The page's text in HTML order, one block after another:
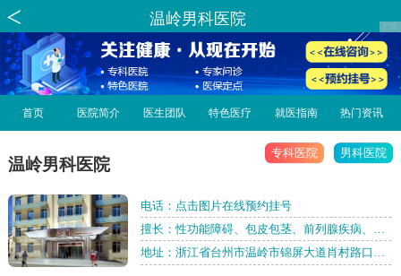
温岭男科医院
首页 医院简介 医生团队 特色医疗 就医指南 热门资讯
温岭男科医院
专科医院 男科医院
电话： 点击图片在线预约挂号
擅长：性功能障碍、包皮包茎、前列腺疾病、泌
尿感染、男性不育、性传播疾病。
地址：浙江省台州市温岭市锦屏大道肖村路口